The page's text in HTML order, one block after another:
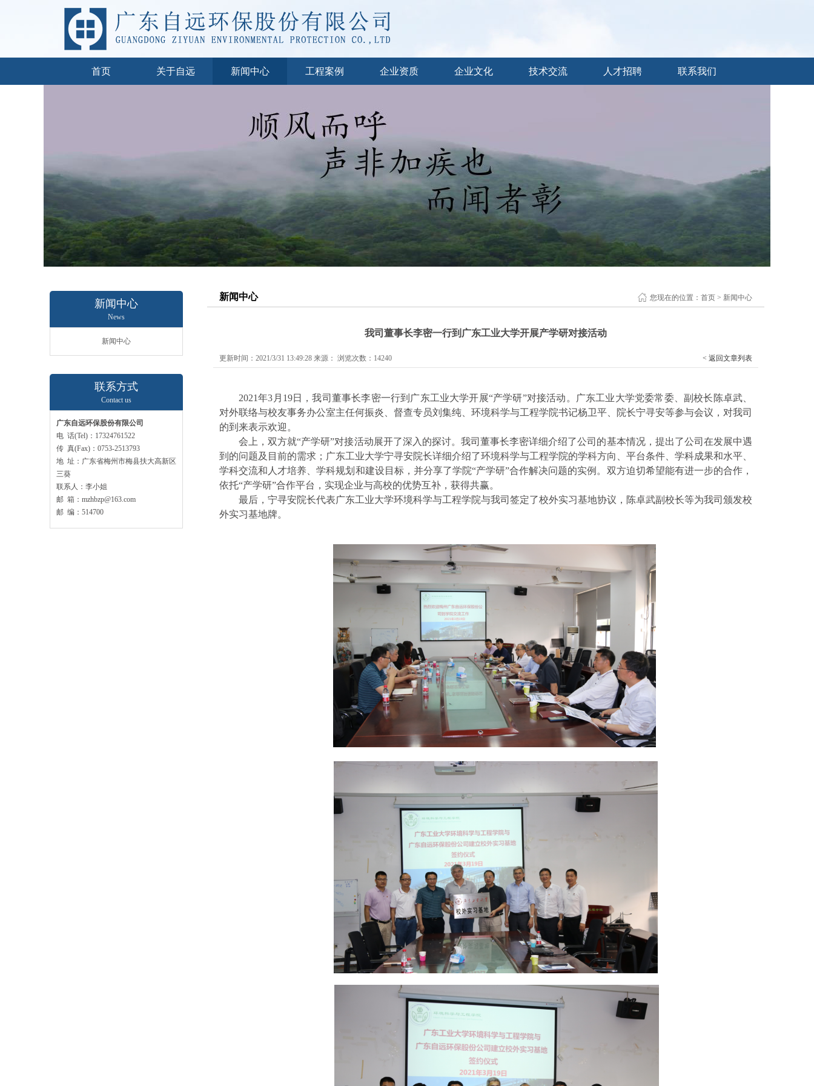
首页 关于自远 新闻中心 工程案例 企业资质 企业文化 技术交流 人才招聘 联系我们
新闻中心
News
新闻中心
联系方式
Contact us
广东自远环保股份有限公司
电 话(Tel)：17324761522
传 真(Fax)：0753-2513793
地 址：广东省梅州市梅县扶大高新区
三葵
联系人：李小姐
邮 箱：mzhbzp@163.com
邮 编：514700
新闻中心 您现在的位置： 首页 > 新闻中心
我司董事长李密一行到广东工业大学开展产学研对接活动
更新时间：2021/3/31 13:49:28 来源： 浏览次数：14240 < 返回文章列表
2021年3 月 19日，我司 董事长李密一行到 广东工业大学开展“产学研”对接活动。广东工业大学党委常委、副校长陈卓武、
对外联络与校友事务办公室主任何振炎、督查专员刘集纯、环境科学与工程学院书记杨卫平、院长宁寻安等参与会议 ， 对我司
的到来表示欢迎。
会上，双方就“产学研”对接活动展开了深入的探讨。我司董事长李密详细介绍了公司的基本情况，提出了公司在发展中遇
到的问题及目前的需求；广东工业大学宁寻安院长详细介绍了环境科学与工程学院的学科方向、平台条件、学科成果和水平、
学科交流和人才培养、学科规划和建设目标，并分享了学院“产学研”合作解决问题的实例 。双方迫切希望能有进一步的合作，
依托“产学研”合作平台， 实现企业与高校的优势互补，获得共赢。
最后，宁寻安院长代表广东工业大学环境科学与工程学院与我司签定了校外实习基地协议 ， 陈卓武副校长等为我司 颁发校
外实习基地牌。